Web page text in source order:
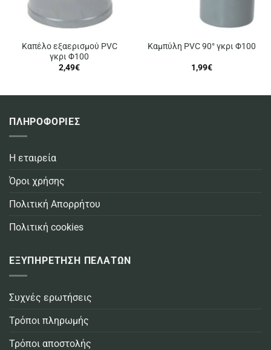
Καπέλο εξαερισμού PVC
γκρι Φ100
2,49€
Καμπύλη PVC 90° γκρι Φ100
1,99€
ΠΛΗΡΟΦΟΡΙΕΣ
Η εταιρεία
Όροι χρήσης
Πολιτική Απορρήτου
Πολιτική cookies
ΕΞΥΠΗΡΕΤΗΣΗ ΠΕΛΑΤΩΝ
Συχνές ερωτήσεις
Τρόποι πληρωμής
Τρόποι αποστολής